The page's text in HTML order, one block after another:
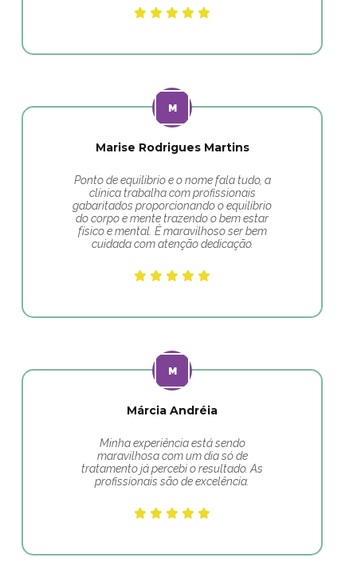
Marise Rodrigues Martins
Ponto de equilibrio e o nome fala tudo, a
clínica trabalha com profissionais
gabaritados proporcionando o equilíbrio
do corpo e mente trazendo o bem estar
físico e mental. É maravilhoso ser bem
cuidada com atenção dedicação.
Márcia Andréia
Minha experiência está sendo
maravilhosa com um dia só de
tratamento já percebi o resultado. As
profissionais são de excelência.